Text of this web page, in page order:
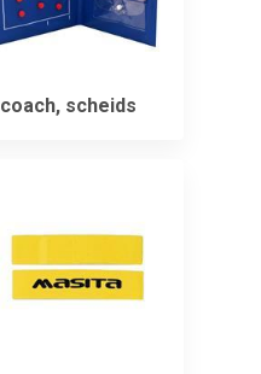
coach, scheids